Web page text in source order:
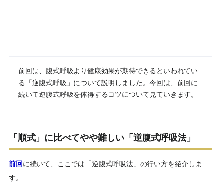
前回は、腹式呼吸より健康効果が期待できるといわれてい
る「逆腹式呼吸」について説明しました。今回は、前回に
続いて逆腹式呼吸を体得するコツについて見ていきます。
「順式」に比べてやや難しい「逆腹式呼吸法」
前回に続いて、ここでは「逆腹式呼吸法」の行い方を紹介しま
す。